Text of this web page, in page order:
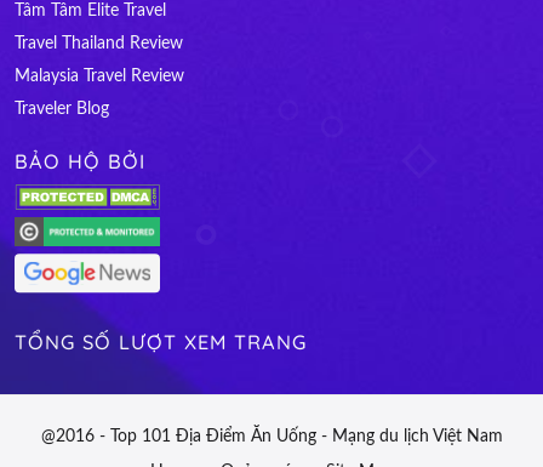
Tâm Tâm Elite Travel
Travel Thailand Review
Malaysia Travel Review
Traveler Blog
BẢO HỘ BỞI
TỔNG SỐ LƯỢT XEM TRANG
@2016 - Top 101 Địa Điểm Ăn Uống - Mạng du lịch Việt Nam